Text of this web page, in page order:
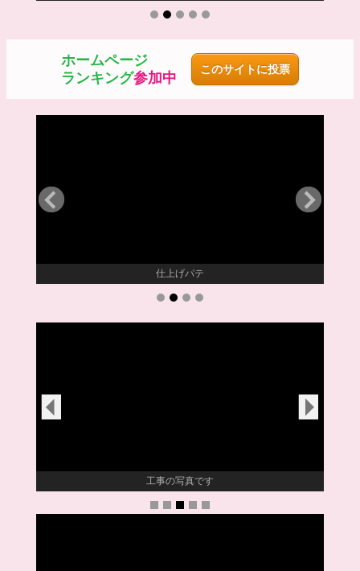
ホームページ
ランキング参加中
このサイトに投票
仕上げパテ
工事の写真です